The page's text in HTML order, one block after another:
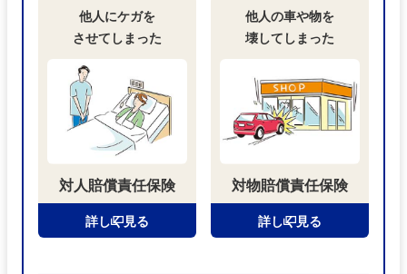
他人にケガを
させてしまった
対人賠償責任保険
詳しく見る
他人の車や物を
壊してしまった
対物賠償責任保険
詳しく見る